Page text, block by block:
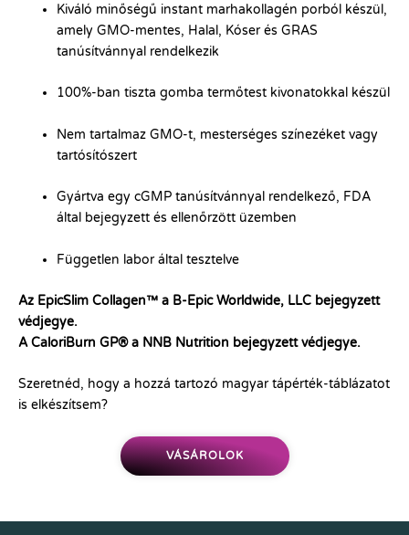
Kiváló minőségű instant marhakollagén porból készül,
amely GMO-mentes, Halal, Kóser és GRAS
tanúsítvánnyal rendelkezik
100%-ban tiszta gomba termőtest kivonatokkal készül
Nem tartalmaz GMO-t, mesterséges színezéket vagy
tartósítószert
Gyártva egy cGMP tanúsítvánnyal rendelkező, FDA
által bejegyzett és ellenőrzött üzemben
Független labor által tesztelve
Az EpicSlim Collagen™ a B-Epic Worldwide, LLC bejegyzett
védjegye.
A CaloriBurn GP® a NNB Nutrition bejegyzett védjegye.
Szeretnéd, hogy a hozzá tartozó magyar tápérték-táblázatot
is elkészítsem?
VÁSÁROLOK